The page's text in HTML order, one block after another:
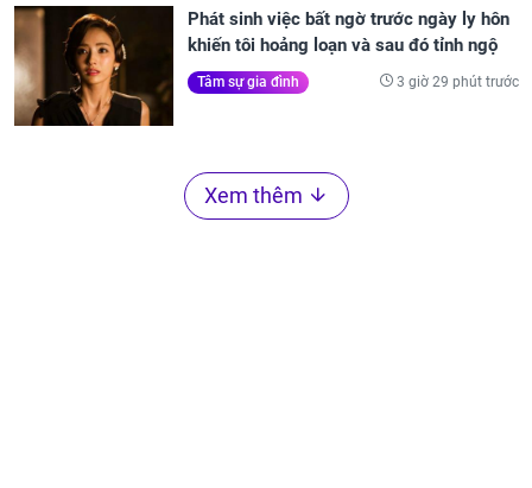
Phát sinh việc bất ngờ trước ngày ly hôn
khiến tôi hoảng loạn và sau đó tỉnh ngộ
Tâm sự gia đình 3 giờ 29 phút trước
Xem thêm